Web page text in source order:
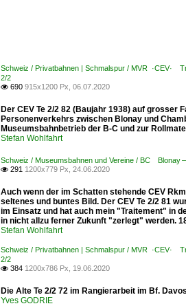
Schweiz / Privatbahnen | Schmalspur / MVR ·CEV·
2/2
 690 915x1200 Px, 06.07.2020
Der CEV Te 2/2 82 (Baujahr 1938) auf
Personenverkehrs zwischen Blonay und
Museumsbahnbetrieb der B-C und zur
Stefan Wohlfahrt
Schweiz / Museumsbahnen und Vereine / BC Blonay
 291 1200x779 Px, 24.06.2020
Auch wenn der im Schatten stehende CEV
seltenes und buntes Bild. Der CEV Te 2/2 81
im Einsatz und hat auch mein "Traitement" in
in nicht allzu ferner Zukunft "zerlegt" werden.
Stefan Wohlfahrt
Schweiz / Privatbahnen | Schmalspur / MVR ·CEV·
2/2
 384 1200x786 Px, 19.06.2020
Die Alte Te 2/2 72 im Rangierarbeit im Bf.
Yves GODRIE